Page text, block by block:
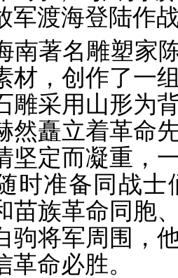
军渡海登陆作
南著名雕塑家
材，创作了一
雕采用山形为
然矗立着革命
坚定而凝重，
时准备同战
苗族革命同胞
驹将军周围，
命必胜。